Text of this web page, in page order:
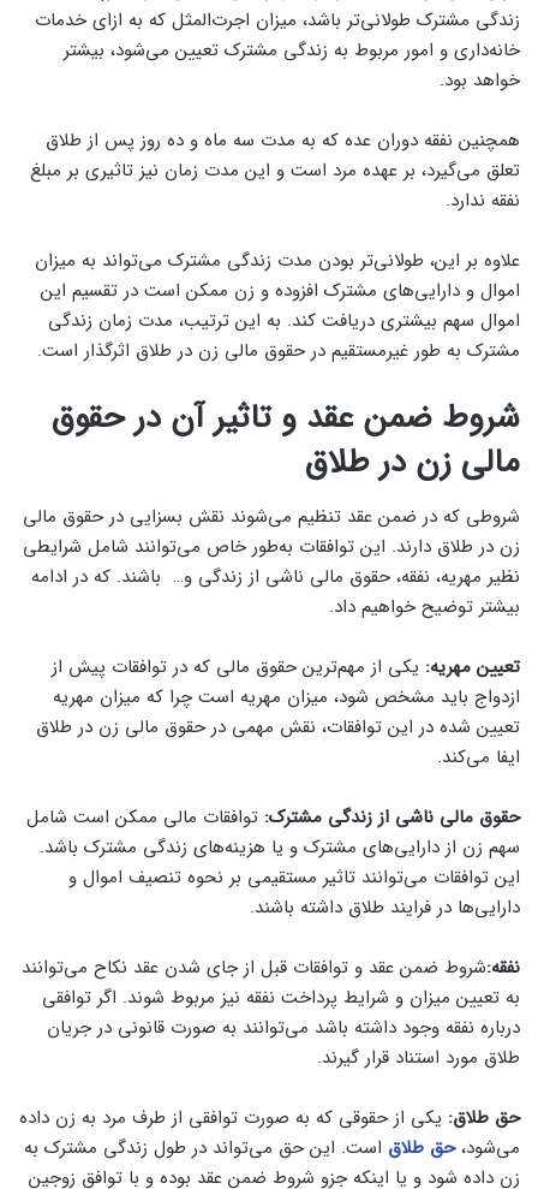
زندگی مشترک طولانی‌تر باشد، میزان اجرت‌المثل که به ازای خدمات
خانه‌داری و امور مربوط به زندگی مشترک تعیین می‌شود، بیشتر
خواهد بود.
همچنین نفقه دوران عده که به مدت سه ماه و ده روز پس از طلاق
تعلق می‌گیرد، بر عهده مرد است و این مدت زمان نیز تاثیری بر مبلغ
نفقه ندارد.
علاوه بر این، طولانی‌تر بودن مدت زندگی مشترک می‌تواند به میزان
اموال و دارایی‌های مشترک افزوده و زن ممکن است در تقسیم این
اموال سهم بیشتری دریافت کند. به این ترتیب، مدت زمان زندگی
مشترک به طور غیرمستقیم در حقوق مالی زن در طلاق اثرگذار است.
شروط ضمن عقد و تاثیر آن در حقوق
مالی زن در طلاق
شروطی که در ضمن عقد تنظیم می‌شوند نقش بسزایی در حقوق مالی
زن در طلاق دارند. این توافقات به‌طور خاص می‌توانند شامل شرایطی
نظیر مهریه، نفقه، حقوق مالی ناشی از زندگی و… باشند. که در ادامه
بیشتر توضیح خواهیم داد.
تعیین مهریه: یکی از مهم‌ترین حقوق مالی که در توافقات پیش از
ازدواج باید مشخص شود، میزان مهریه است چرا که میزان مهریه
تعیین‌ شده در این توافقات، نقش مهمی در حقوق مالی زن در طلاق
ایفا می‌کند.
حقوق مالی ناشی از زندگی مشترک: توافقات مالی ممکن است شامل
سهم زن از دارایی‌های مشترک و یا هزینه‌های زندگی مشترک باشد.
این توافقات می‌توانند تاثیر مستقیمی بر نحوه تنصیف اموال و
دارایی‌ها در فرایند طلاق داشته باشند.
نفقه:شروط ضمن عقد و توافقات قبل از جای شدن عقد نکاح می‌توانند
به تعیین میزان و شرایط پرداخت نفقه نیز مربوط شوند. اگر توافقی
درباره نفقه وجود داشته باشد می‌توانند به صورت قانونی در جریان
طلاق مورد استناد قرار گیرند.
حق طلاق: یکی از حقوقی که به صورت توافقی از طرف مرد به زن داده
می‌شود،حق طلاق است. این حق می‌تواند در طول زندگی مشترک به
زن داده شود و یا اینکه جزو شروط ضمن عقد بوده و با توافق زوجین